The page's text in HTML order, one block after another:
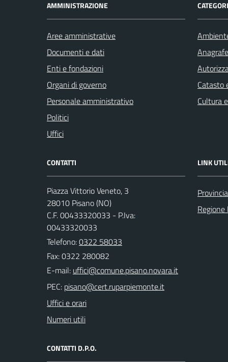
AMMINISTRAZIONE
Aree amministrative
Documenti e dati
Enti e fondazioni
Organi di governo
Personale amministrativo
Politici
Uffici
Catasto
Cultura
CONTATTI
Piazza Vittorio Veneto, 3
28010 Pisano (NO)
C.F. 00433320033 - P.Iva:
00433320033
Telefono:0322 58033
Fax: 0322 280082
E-mail:
PEC:
Uffici e orari
Numeri utili
CONTATTI D.P.O.
LINK